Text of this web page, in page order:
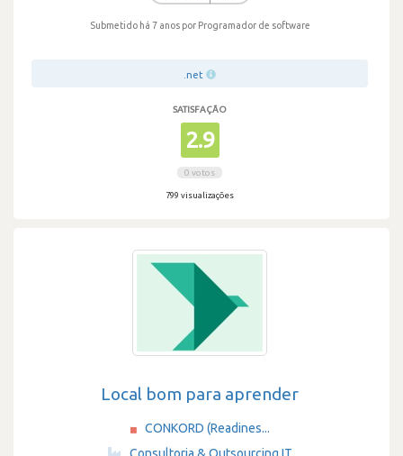
Submetido há 7 anos por Programador de software
.net
SATISFAÇÃO
2.9
0 votos
799 visualizações
Local bom para aprender
CONKORD (Readines...
·